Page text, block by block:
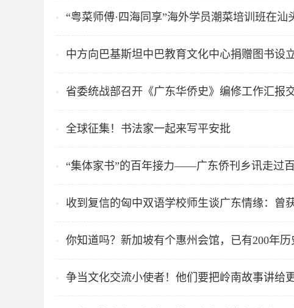
“粤菜师傅·四海同享”海外学员潮菜培训班在汕
中方向巴基斯坦中巴教育文化中心捐赠图书设
省委统战部召开《广东华侨史》编修工作汇报
全球征集！书法家一起来写平安批
“集体家书”的百年接力——广东侨刊乡讯走过
收到复信的匈中双语学校师生谈广东情缘：曾
你知道吗？新加坡有个惠州会馆，已有200年历
争当文化交流小使者！他们要把岭南故事讲给